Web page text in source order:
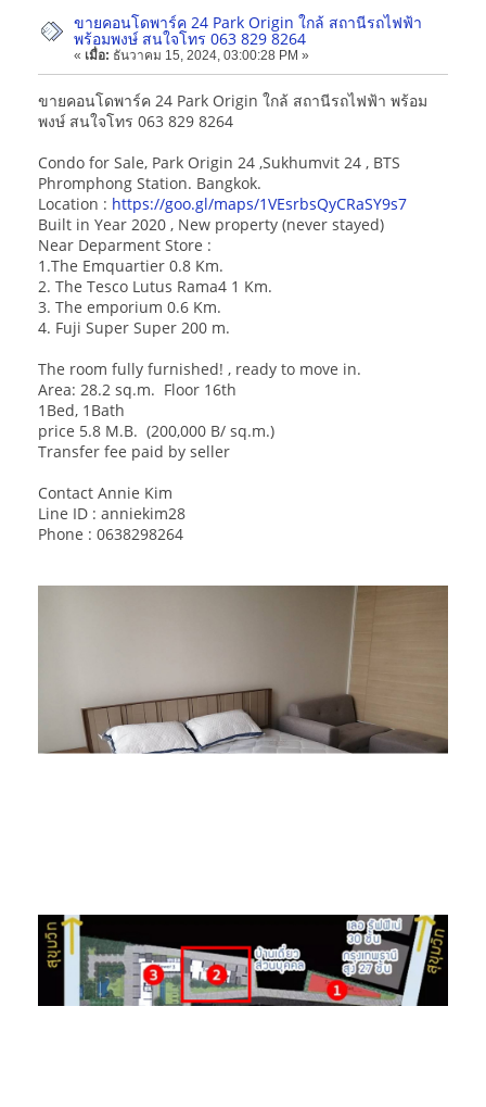
ขายคอนโดพาร์ค 24 Park Origin ใกล้ สถานีรถไฟฟ้า
พร้อมพงษ์ สนใจโทร 063 829 8264
« เมื่อ: ธันวาคม 15, 2024, 03:00:28 PM »
ขายคอนโดพาร์ค 24 Park Origin ใกล้ สถานีรถไฟฟ้า พร้อม
พงษ์ สนใจโทร 063 829 8264
Condo for Sale, Park Origin 24 ,Sukhumvit 24 , BTS
Phromphong Station. Bangkok.
Location : https://goo.gl/maps/1VEsrbsQyCRaSY9s7
Built in Year 2020 , New property (never stayed)
Near Deparment Store :
1.The Emquartier 0.8 Km.
2. The Tesco Lutus Rama4 1 Km.
3. The emporium 0.6 Km.
4. Fuji Super Super 200 m.
The room fully furnished! , ready to move in.
Area: 28.2 sq.m. Floor 16th
1Bed, 1Bath
price 5.8 M.B. (200,000 B/ sq.m.)
Transfer fee paid by seller
Contact Annie Kim
Line ID : anniekim28
Phone : 0638298264